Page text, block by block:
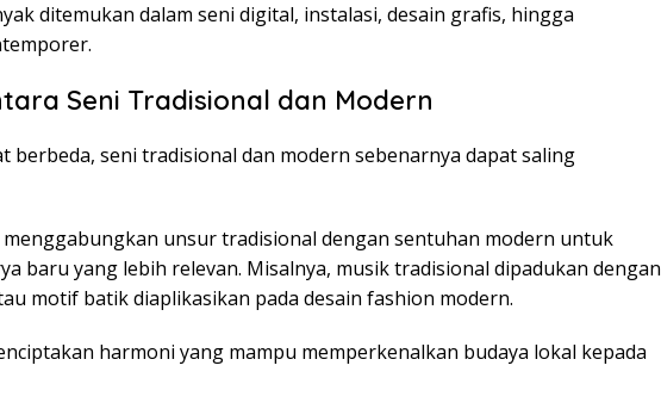
ditemukan dalam seni digital, instalasi, desain grafis, hingga
Seni Tradisional dan Modern
berbeda, seni tradisional dan modern sebenarnya dapat saling
menggabungkan unsur tradisional dengan sentuhan modern untuk
baru yang lebih relevan. Misalnya, musik tradisional dipadukan dengan
motif batik diaplikasikan pada desain fashion modern.
harmoni yang mampu memperkenalkan budaya lokal kepada